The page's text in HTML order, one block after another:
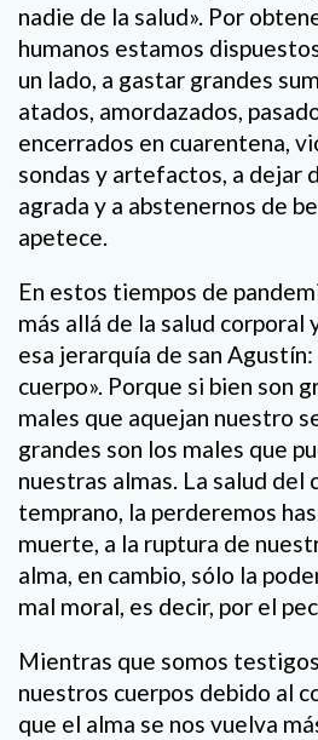
nadie de la salud». Por
humanos estamos
un lado, a gastar grandes
atados, amordazados,
encerrados en cuarentena,
sondas y artefactos, a dejar
agrada y a abstenernos de
apetece.
En estos tiempos de
más allá de la salud corporal
esa jerarquía de san Agustín:
cuerpo». Porque si bien son
males que aquejan nuestro
grandes son los males que
nuestras almas. La salud del
temprano, la perderemos
muerte, a la ruptura de
alma, en cambio, sólo la
mal moral, es decir, por el
Mientras que somos
nuestros cuerpos debido al
que el alma se nos vuelva